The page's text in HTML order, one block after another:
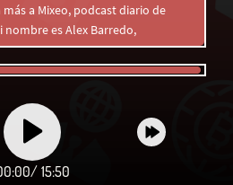
a Mixeo, podcast diario de
nombre es Alex Barredo,
/ 15:50